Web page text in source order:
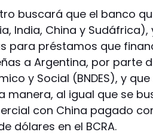
buscará que el banco
India, China y
para préstamos que
a Argentina, por parte
y Social (BNDES), y
manera, al igual que se
con China pagado
dólares en el BCRA.